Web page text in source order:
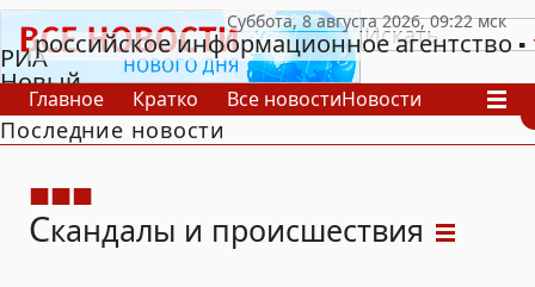
РИА
Новый
День
российское информационное агентство
Главное Кратко Все новостиНовости
В России
В мире
Последние новости
Скандалы и происшествия